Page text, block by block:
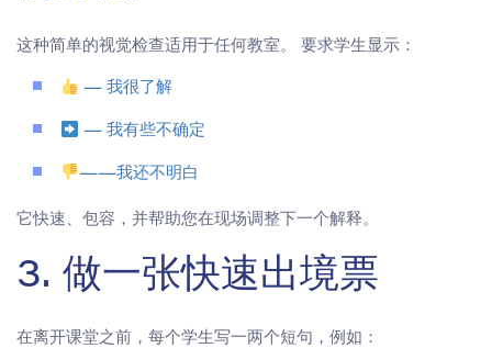
这种简单的视觉检查适用于任何教室。 要求学生显示：
— 我很了解
— 我有些不确定
——我还不明白
它快速、包容，并帮助您在现场调整下一个解释。
3. 做一张快速出境票
在离开课堂之前，每个学生写一两个短句，例如：